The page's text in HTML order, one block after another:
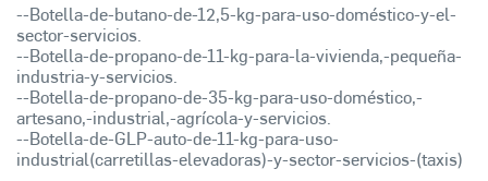
--Botella-de-butano-de-12,5-kg-para-uso-doméstico-y-el-
sector-servicios.
--Botella-de-propano-de-11-kg-para-la-vivienda,-pequeña-
industria-y-servicios.
--Botella-de-propano-de-35-kg-para-uso-doméstico,-
artesano,-industrial,-agrícola-y-servicios.
--Botella-de-GLP-auto-de-11-kg-para-uso-
industrial(carretillas-elevadoras)-y-sector-servicios-(taxis)